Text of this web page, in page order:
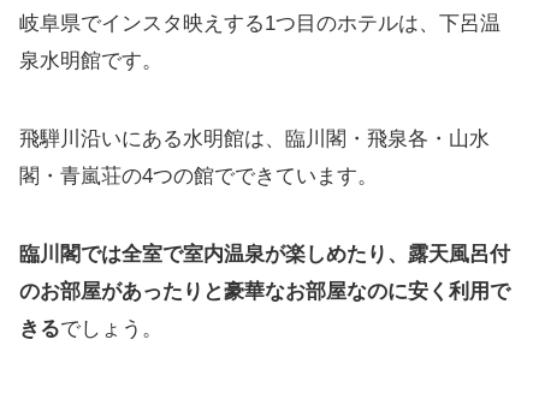
岐阜県でインスタ映えする1つ目のホテルは、下呂温
泉水明館です。
飛騨川沿いにある水明館は、臨川閣・飛泉各・山水
閣・青嵐荘の4つの館でできています。
臨川閣では全室で室内温泉が楽しめたり、露天風呂付
のお部屋があったりと豪華なお部屋なのに安く利用で
きるでしょう。